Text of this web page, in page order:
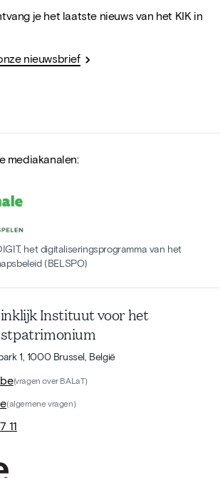
je het laatste nieuws van het KIK in
nieuwsbrief
mediakanalen:
het digitaliseringsprogramma van het
(BELSPO)
Instituut voor het
1, 1000 Brussel, België
(vragen over BALaT)
(algemene vragen)
11